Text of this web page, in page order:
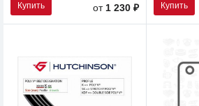
Купить от 1 230 ₽ Купить